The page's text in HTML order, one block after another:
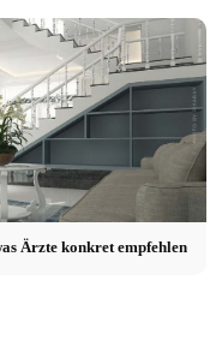
Ärzte konkret empfehlen